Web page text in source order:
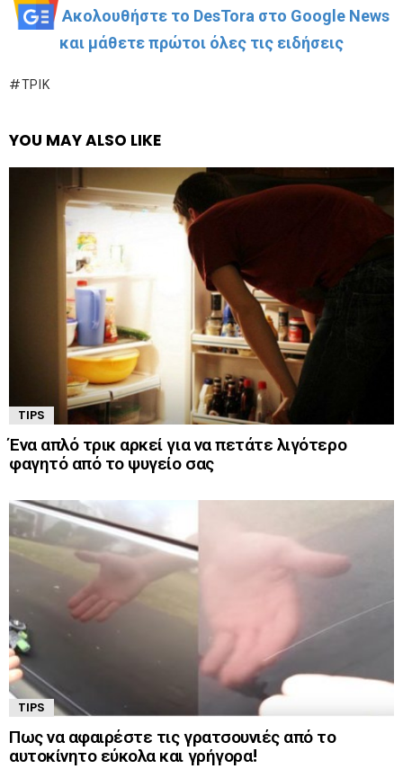
Ακολουθήστε το DesTora στο Google News
και μάθετε πρώτοι όλες τις ειδήσεις
ΤΡΊΚ
YOU MAY ALSO LIKE
TIPS
Ένα απλό τρικ αρκεί για να πετάτε λιγότερο
φαγητό από το ψυγείο σας
TIPS
Πως να αφαιρέστε τις γρατσουνιές από το
αυτοκίνητο εύκολα και γρήγορα!